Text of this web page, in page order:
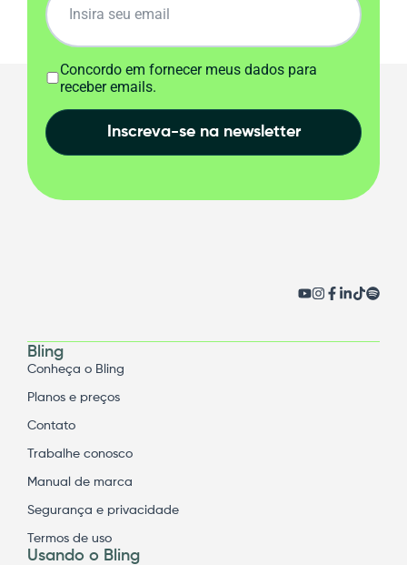
Concordo em fornecer meus dados para
receber emails.
Inscreva-se na newsletter
Bling
Conheça o Bling
Planos e preços
Contato
Trabalhe conosco
Manual de marca
Segurança e privacidade
Termos de uso
Usando o Bling